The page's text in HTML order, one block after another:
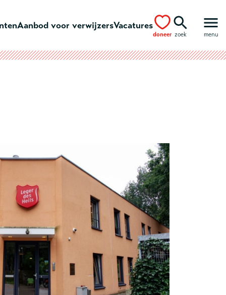
Aanbod voor verwijzersVacatures
doneer zoek menu